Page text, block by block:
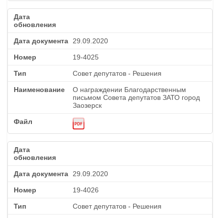
29.09.2020
19-4025
Совет депутатов - Решения
О награждении Благодарственным
письмом Совета депутатов ЗАТО город
Заозерск
29.09.2020
19-4026
Совет депутатов - Решения